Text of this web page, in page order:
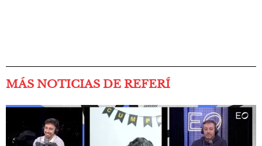
MÁS NOTICIAS DE REFERÍ